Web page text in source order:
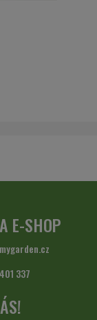
E-SHOP
337